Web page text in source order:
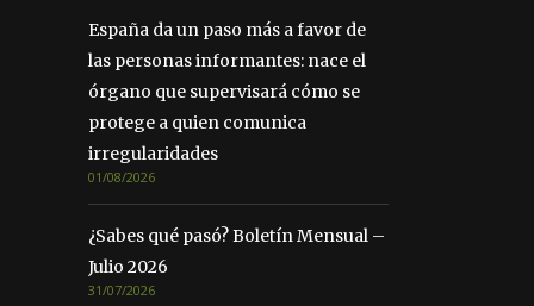
España da un paso más a favor de
las personas informantes: nace el
órgano que supervisará cómo se
protege a quien comunica
irregularidades
01/08/2026
¿Sabes qué pasó? Boletín Mensual –
Julio 2026
31/07/2026